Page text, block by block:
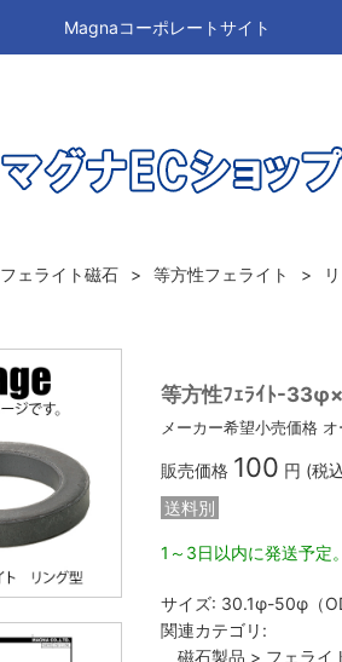
Magnaコーポレートサイト
フェライト磁石 等方性フェライト
等方性ﾌｪﾗｲﾄ-
メーカー希望小売価格
販売価格 100 円 (税
送料別
1～3日以内に発送予定
サイズ: 30.1φ-50φ（
関連カテゴリ:
磁石製品 > フェライ